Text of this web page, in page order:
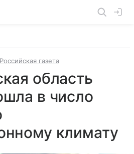
Российская газета
область
в число
климату